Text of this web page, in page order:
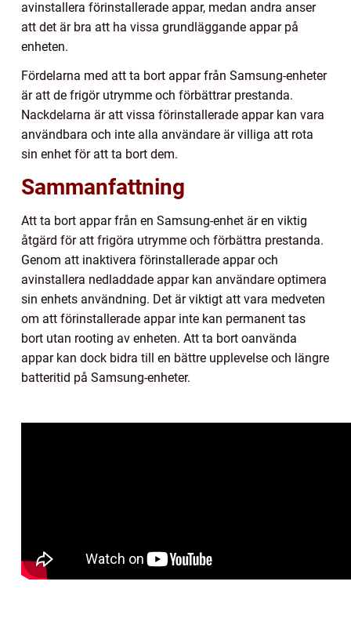
avinstallera förinstallerade appar, medan andra anser
att det är bra att ha vissa grundläggande appar på
enheten.
Fördelarna med att ta bort appar från Samsung-enheter
är att de frigör utrymme och förbättrar prestanda.
Nackdelarna är att vissa förinstallerade appar kan vara
användbara och inte alla användare är villiga att rota
sin enhet för att ta bort dem.
Sammanfattning
Att ta bort appar från en Samsung-enhet är en viktig
åtgärd för att frigöra utrymme och förbättra prestanda.
Genom att inaktivera förinstallerade appar och
avinstallera nedladdade appar kan användare optimera
sin enhets användning. Det är viktigt att vara medveten
om att förinstallerade appar inte kan permanent tas
bort utan rooting av enheten. Att ta bort oanvända
appar kan dock bidra till en bättre upplevelse och längre
batteritid på Samsung-enheter.